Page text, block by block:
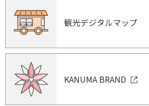
観光デジタルマップ
KANUMA BRAND